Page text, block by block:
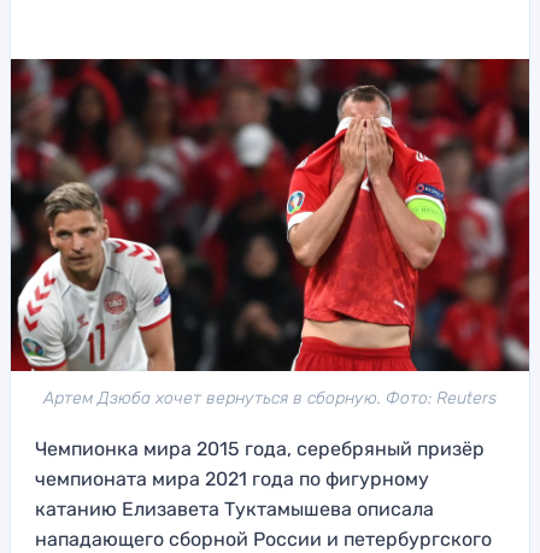
Артем Дзюба хочет вернуться в сборную. Фото: Reuters
Чемпионка мира 2015 года, серебряный призёр
чемпионата мира 2021 года по фигурному
катанию Елизавета Туктамышева описала
нападающего сборной России и петербургского